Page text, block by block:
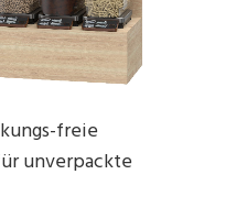
freie
unverpackte